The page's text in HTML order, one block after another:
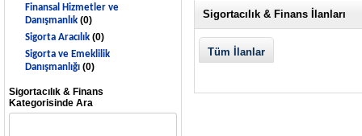
Finansal Hizmetler ve
Danışmanlık (0)
Sigorta Aracılık (0)
Sigorta ve Emeklilik
Danışmanlığı (0)
Sigortacılık & Finans
Kategorisinde Ara
Sigortacılık & Finans İlanları
Tüm İlanlar